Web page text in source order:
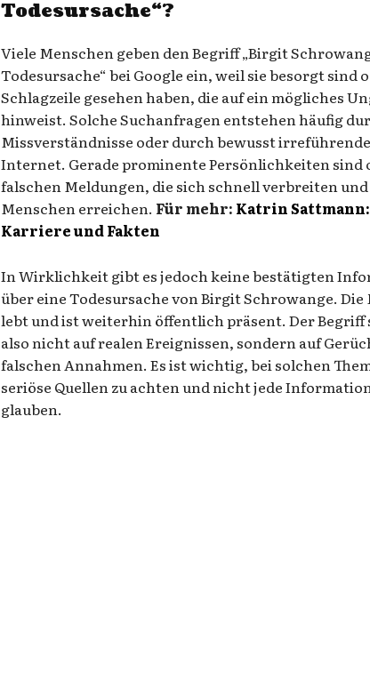
Todesursache“?
Viele Menschen geben den Begriff „Birgit
Todesursache“ bei Google ein, weil sie besorgt sind
Schlagzeile gesehen haben, die auf ein mögliches
hinweist. Solche Suchanfragen entstehen häufig
Missverständnisse oder durch bewusst
Internet. Gerade prominente Persönlichkeiten sind
falschen Meldungen, die sich schnell verbreiten
Menschen erreichen. Für mehr: Katrin Sattmann:
Karriere und Fakten
In Wirklichkeit gibt es jedoch keine bestätigten
über eine Todesursache von Birgit Schrowange.
lebt und ist weiterhin öffentlich präsent. Der Begriff
also nicht auf realen Ereignissen, sondern auf
falschen Annahmen. Es ist wichtig, bei solchen
seriöse Quellen zu achten und nicht jede
glauben.